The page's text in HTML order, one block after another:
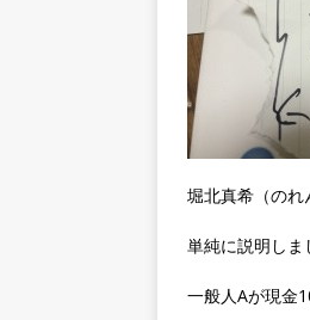
堀北真希（の
単純に説明しま
一般人Aが現金